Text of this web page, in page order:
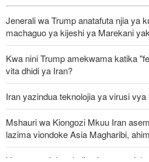
Jenerali wa Trump anatafuta njia ya
machaguo ya kijeshi ya Marekani
Kwa nini Trump amekwama katika
vita dhidi ya Iran?
Iran yazindua teknolojia ya virusi
Mshauri wa Kiongozi Mkuu Iran
lazima viondoke Asia Magharibi,